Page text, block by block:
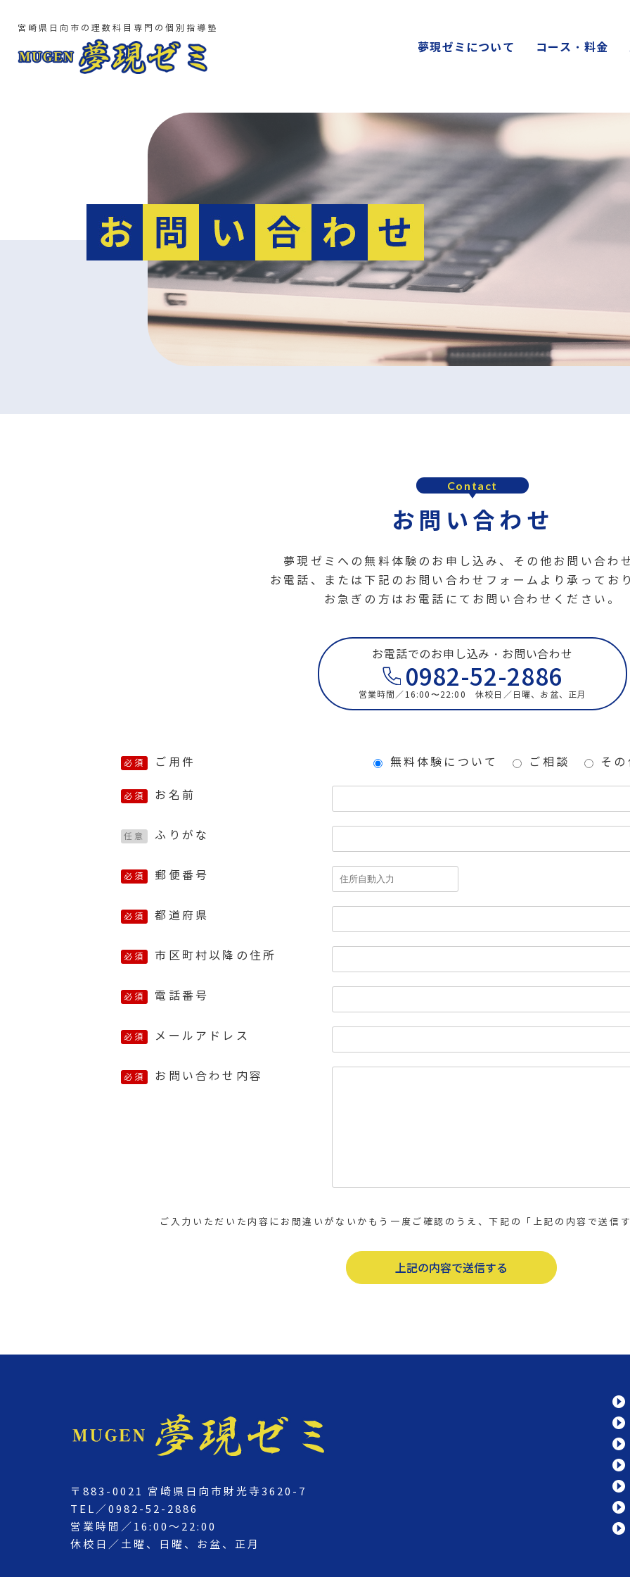
宮崎県日向市の理数科目専門の個別指導塾
夢現ゼミについて コース・料金
Contact
お問い合わせ
夢現ゼミへの無料体験のお申し込み、その他お問い合わ
お電話、または下記のお問い合わせフォームより承ってお
お急ぎの方はお電話にてお問い合わせください。
お電話でのお申し込み・お問い合わせ
0982-52-2886
営業時間／16:00〜22:00 休校日／日曜、お盆、正月
必須 ご用件 無料体験について ご相談 そ
必須 お名前
任意 ふりがな
必須 郵便番号
必須 都道府県
必須 市区町村以降の住所
必須 電話番号
必須 メールアドレス
必須 お問い合わせ内容
ご入力いただいた内容にお間違いがないかもう一度ご確認のうえ、下記の「上記の内容で送信
〒883-0021 宮崎県日向市財光寺3620-7
TEL／0982-52-2886
営業時間／16:00～22:00
休校日／土曜、日曜、お盆、正月